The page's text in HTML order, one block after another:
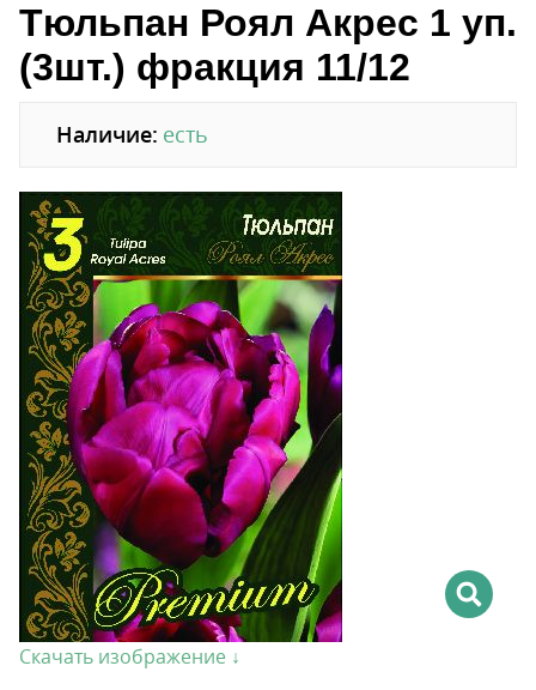
Тюльпан Роял Акрес 1 уп.
(3шт.) фракция 11/12
Наличие: есть
Скачать изображение ↓